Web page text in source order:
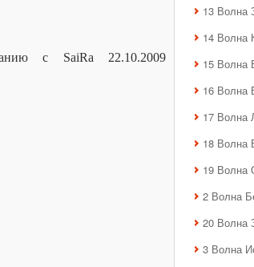
с SaiRa 22.10.2009
13 Волна
14 Волна
15 Волна
16 Волна
17 Волна
18 Волна
19 Волна
2 Волна
20 Волна
3 Волна